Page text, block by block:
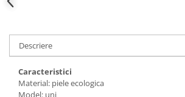
Descriere
Caracteristici
Material: piele ecologica